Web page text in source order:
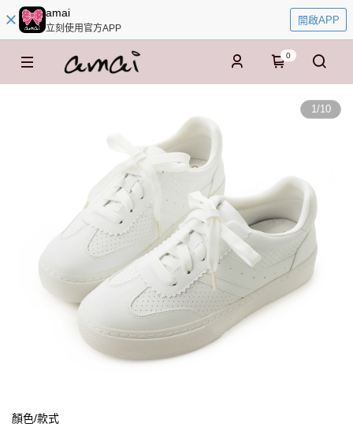
amai
立刻使用官方APP
開啟APP
0
1/10
顏色/款式